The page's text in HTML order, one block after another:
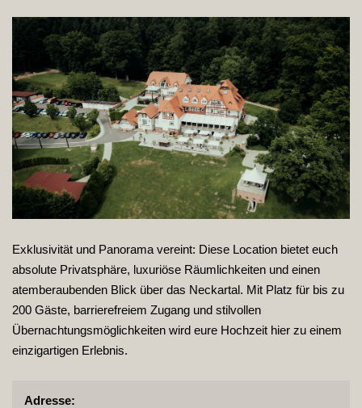
Exklusivität und Panorama vereint: Diese Location bietet euch
absolute Privatsphäre, luxuriöse Räumlichkeiten und einen
atemberaubenden Blick über das Neckartal. Mit Platz für bis zu
200 Gäste, barrierefreiem Zugang und stilvollen
Übernachtungsmöglichkeiten wird eure Hochzeit hier zu einem
einzigartigen Erlebnis.
Adresse: